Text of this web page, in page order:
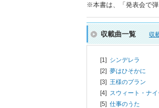
※本書は、「発表会で
収載曲一覧 収
[1] シンデレラ
[2] 夢はひそかに
[3] 王様のプラン
[4] スウィート・ナ
[5] 仕事のうた